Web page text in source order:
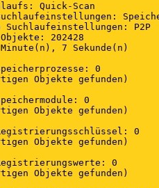
Quick-Scan
P2P
202428
7 Sekunde(n)
0
Objekte gefunden)
0
Objekte gefunden)
0
Objekte gefunden)
0
Objekte gefunden)